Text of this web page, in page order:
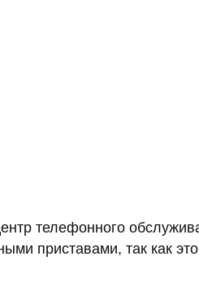
телефонного
приставами, так как